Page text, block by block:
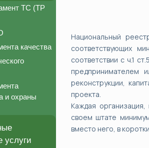
ТС (ТР
качества
и охраны
услуги
Национальный
соответствующих
соответствии с ч.1
предпринимателем
реконструкции,
проекта.
Каждая
своем штате
вместо него, в